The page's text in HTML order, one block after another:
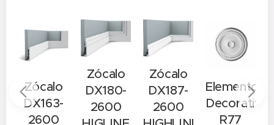
Zócalo
DX163-
2600
Zócalo
DX180-
2600
Zócalo
DX187-
2600
Elemento
Decorativo
R77